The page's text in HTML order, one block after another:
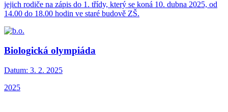
jejich rodiče na zápis do 1. třídy, který se koná 10. dubna 2025, od
14.00 do 18.00 hodin ve staré budově ZŠ.
Biologická olympiáda
Datum: 3. 2. 2025
2025